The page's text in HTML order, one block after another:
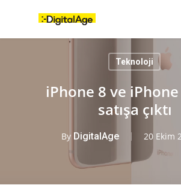
content
Teknoloji
iPhone 8 ve
satışa çıktı
By DigitalAge 20 Ekim